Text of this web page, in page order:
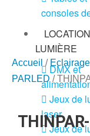
consoles
LOCATION
LUMIÈRE
DMX et
Jeux de
laser
Jeux de
Accueil /
PARLED /